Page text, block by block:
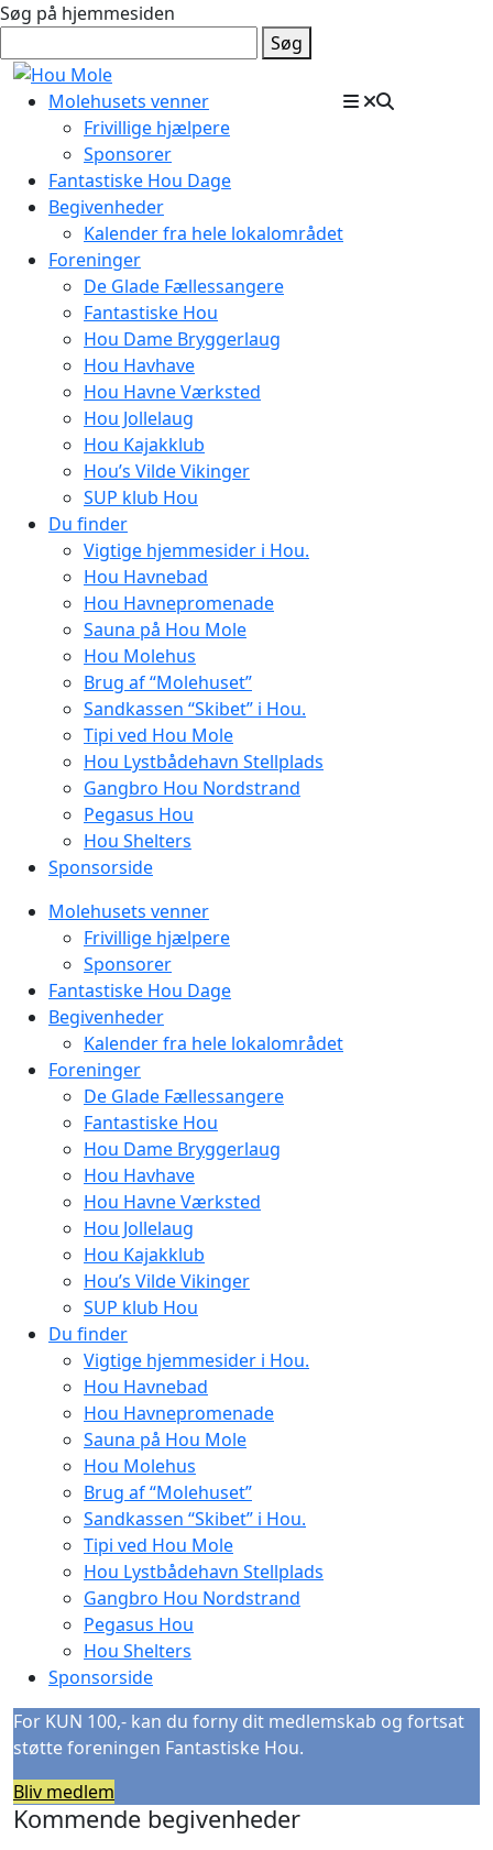
Søg på hjemmesiden
Søg
Molehusets venner
Frivillige hjælpere
Sponsorer
Fantastiske Hou Dage
Begivenheder
Kalender fra hele lokalområdet
Foreninger
De Glade Fællessangere
Fantastiske Hou
Hou Dame Bryggerlaug
Hou Havhave
Hou Havne Værksted
Hou Jollelaug
Hou Kajakklub
Hou’s Vilde Vikinger
SUP klub Hou
Du finder
Vigtige hjemmesider i Hou.
Hou Havnebad
Hou Havnepromenade
Sauna på Hou Mole
Hou Molehus
Brug af “Molehuset”
Sandkassen “Skibet” i Hou.
Tipi ved Hou Mole
Hou Lystbådehavn Stellplads
Gangbro Hou Nordstrand
Pegasus Hou
Hou Shelters
Sponsorside
Molehusets venner
Frivillige hjælpere
Sponsorer
Fantastiske Hou Dage
Begivenheder
Kalender fra hele lokalområdet
Foreninger
De Glade Fællessangere
Fantastiske Hou
Hou Dame Bryggerlaug
Hou Havhave
Hou Havne Værksted
Hou Jollelaug
Hou Kajakklub
Hou’s Vilde Vikinger
SUP klub Hou
Du finder
Vigtige hjemmesider i Hou.
Hou Havnebad
Hou Havnepromenade
Sauna på Hou Mole
Hou Molehus
Brug af “Molehuset”
Sandkassen “Skibet” i Hou.
Tipi ved Hou Mole
Hou Lystbådehavn Stellplads
Gangbro Hou Nordstrand
Pegasus Hou
Hou Shelters
Sponsorside
For KUN 100,- kan du forny dit medlemskab og fortsat
støtte foreningen Fantastiske Hou.
Bliv medlem
Kommende begivenheder